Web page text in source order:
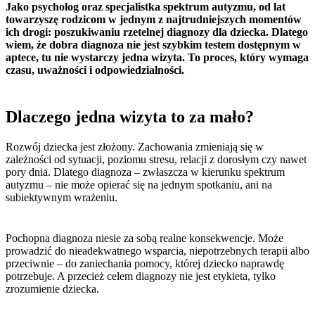
Jako psycholog oraz specjalistka spektrum autyzmu, od lat
towarzyszę rodzicom w jednym z najtrudniejszych momentów
ich drogi: poszukiwaniu rzetelnej diagnozy dla dziecka. Dlatego
wiem, że dobra diagnoza nie jest szybkim testem dostępnym w
aptece, tu nie wystarczy jedna wizyta. To proces, który wymaga
czasu, uważności i odpowiedzialności.
Dlaczego jedna wizyta to za mało?
Rozwój dziecka jest złożony. Zachowania zmieniają się w
zależności od sytuacji, poziomu stresu, relacji z dorosłym czy nawet
pory dnia. Dlatego diagnoza – zwłaszcza w kierunku spektrum
autyzmu – nie może opierać się na jednym spotkaniu, ani na
subiektywnym wrażeniu.
Pochopna diagnoza niesie za sobą realne konsekwencje. Może
prowadzić do nieadekwatnego wsparcia, niepotrzebnych terapii albo
przeciwnie – do zaniechania pomocy, której dziecko naprawdę
potrzebuje. A przecież celem diagnozy nie jest etykieta, tylko
zrozumienie dziecka.